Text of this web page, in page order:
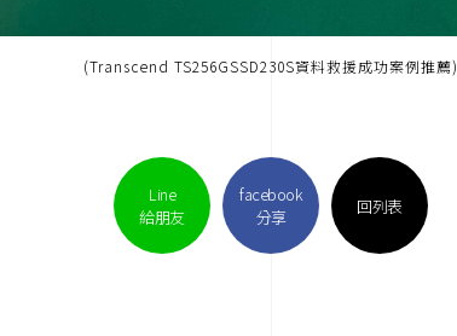
(Transcend TS256GSSD230S資料救援成功案例推薦)
Line
給朋友
facebook
分享
回列表